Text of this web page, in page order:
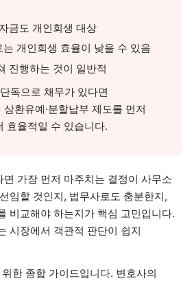
금도 개인회생 대상
개인회생 효율이 낮을 수 있음
진행하는 것이 일반적
독으로 채무가 있다면
환유예·분할납부 제도를 먼저
효율적일 수 있습니다.
가장 먼저 마주치는 결정이 사무소
임할 것인지, 법무사로도 충분한지,
비교해야 하는지가 핵심 고민입니다.
시장에서 객관적 판단이 쉽지
한 종합 가이드입니다. 변호사의